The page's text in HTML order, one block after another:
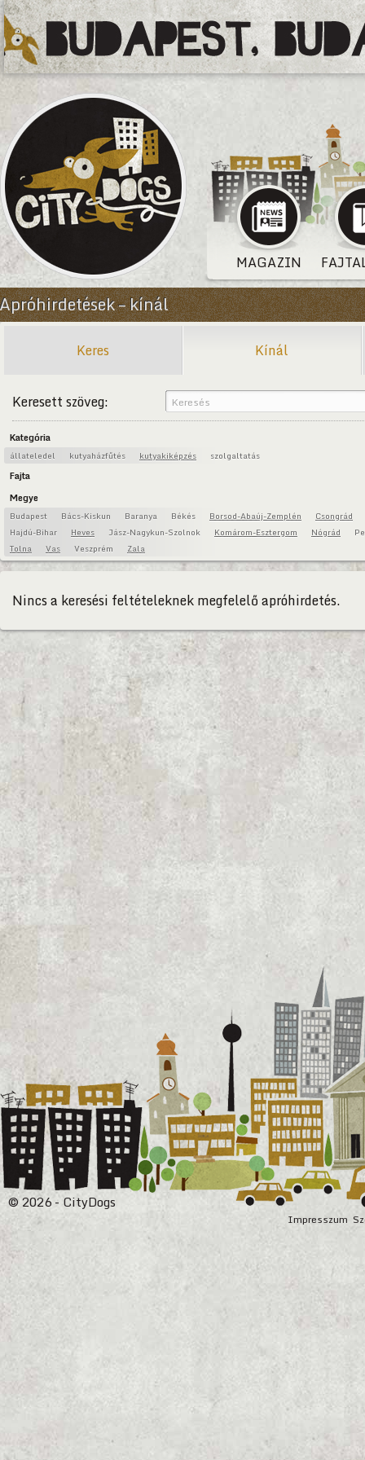
MAGAZIN
Apróhirdetések – kínál
Keres Kínál
Keresett szöveg:
Kategória
állateledel kutyaházfűtés kutyakiképzés szolgaltatás
Fajta
Megye
Budapest Bács-Kiskun Baranya Békés Borsod-Abaúj-Zemplén
Csongrád
Hajdú-Bihar
Heves Jász-Nagykun-Szolnok Komárom-Esztergom Nógrád
Tolna
Vas Veszprém Zala
Nincs a keresési feltételeknek megfelelő apróhirdetés.
Impresszum
© 2026 - CityDogs